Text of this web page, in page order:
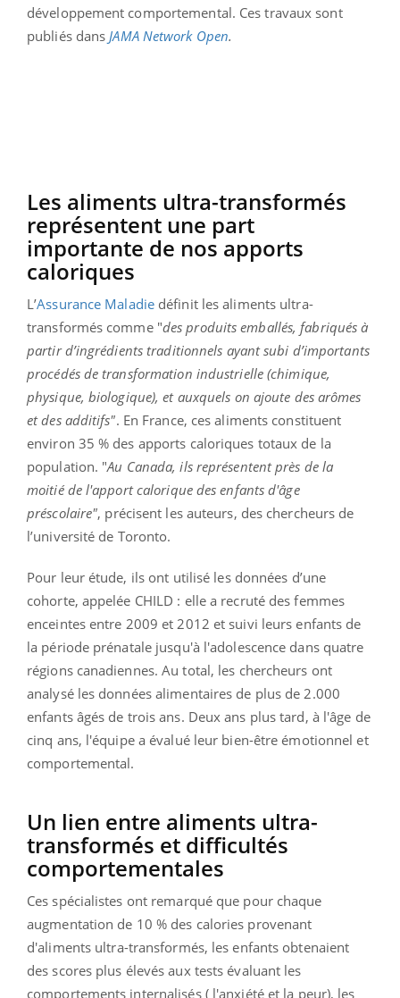
développement comportemental. Ces travaux sont
publiés dansJAMA Network Open.
Les aliments ultra-transformés
représentent une part
importante de nos apports
caloriques
L’Assurance Maladiedéfinit les aliments ultra-
transformés comme "des produits emballés, fabriqués à
partir d’ingrédients traditionnels ayant subi d’importants
procédés de transformation industrielle (chimique,
physique, biologique), et auxquels on ajoute des arômes
et des additifs". En France, ces aliments constituent
environ 35 % des apports caloriques totaux de la
population. "Au Canada, ils représentent près de la
moitié de l'apport calorique des enfants d'âge
préscolaire", précisent les auteurs, des chercheurs de
l’université de Toronto.
Pour leur étude, ils ont utilisé les données d’une
cohorte, appelée CHILD : elle a recruté des femmes
enceintes entre 2009 et 2012 et suivi leurs enfants de
la période prénatale jusqu'à l'adolescence dans quatre
régions canadiennes. Au total, les chercheurs ont
analysé les données alimentaires de plus de 2.000
enfants âgés de trois ans. Deux ans plus tard, à l'âge de
cinq ans, l'équipe a évalué leur bien-être émotionnel et
comportemental.
Un lien entre aliments ultra-
transformés et difficultés
comportementales
Ces spécialistes ont remarqué que pour chaque
augmentation de 10 % des calories provenant
d'aliments ultra-transformés, les enfants obtenaient
des scores plus élevés aux tests évaluant les
comportements internalisés ( l'anxiété et la peur), les